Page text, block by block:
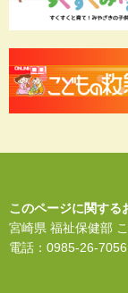
このページに関する
宮崎県 福祉保健部
電話：0985-26-